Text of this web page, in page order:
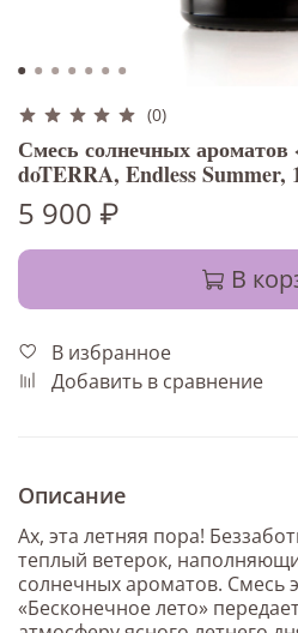
(0)
Смесь солнечных ароматов
doTERRA, Endless Summer,
5 900 ₽
В
В избранное
Добавить в сравнение
Описание
Ах, эта летняя пора!
теплый ветерок,
солнечных ароматов. Смесь
«Бесконечное лето»